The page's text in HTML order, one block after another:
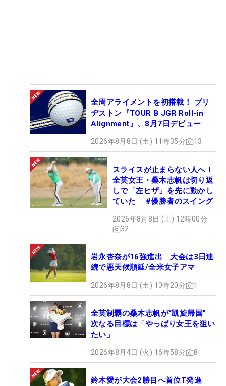
全周アライメントを初搭載！ ブリ
ヂストン『TOUR B JGR Roll-in
Alignment』、8月7日デビュー
2026年8月8日 (土) 11時35分 13
スライスが止まらない人へ！
全英女王・桑木志帆は切り返
しで「左ヒザ」を先に動かし
ていた #優勝者のスイング
2026年8月8日 (土) 12時00分
32
岩永杏奈が16強進出 大会は3日連
続で悪天候順延/全米女子アマ
2026年8月8日 (土) 10時20分 1
全英制覇の桑木志帆が“凱旋帰国”
次なる目標は「やっぱり女王を狙い
たい」
2026年8月4日 (火) 16時58分 8
鈴木愛が大会2勝目へ首位T発進